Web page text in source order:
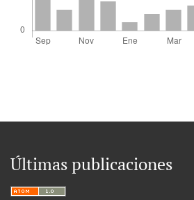
Últimas publicaciones